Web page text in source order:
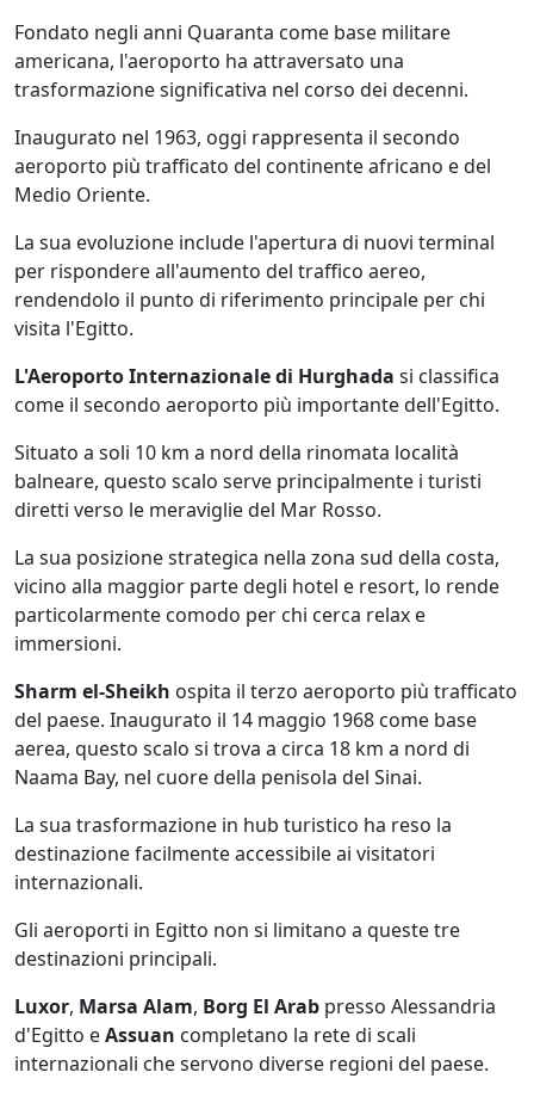
Fondato negli anni Quaranta come base militare
americana, l'aeroporto ha attraversato una
trasformazione significativa nel corso dei decenni.
Inaugurato nel 1963, oggi rappresenta il secondo
aeroporto più trafficato del continente africano e del
Medio Oriente.
La sua evoluzione include l'apertura di nuovi terminal
per rispondere all'aumento del traffico aereo,
rendendolo il punto di riferimento principale per chi
visita l'Egitto.
L'Aeroporto Internazionale di Hurghada si classifica
come il secondo aeroporto più importante dell'Egitto.
Situato a soli 10 km a nord della rinomata località
balneare, questo scalo serve principalmente i turisti
diretti verso le meraviglie del Mar Rosso.
La sua posizione strategica nella zona sud della costa,
vicino alla maggior parte degli hotel e resort, lo rende
particolarmente comodo per chi cerca relax e
immersioni.
Sharm el-Sheikh ospita il terzo aeroporto più trafficato
del paese. Inaugurato il 14 maggio 1968 come base
aerea, questo scalo si trova a circa 18 km a nord di
Naama Bay, nel cuore della penisola del Sinai.
La sua trasformazione in hub turistico ha reso la
destinazione facilmente accessibile ai visitatori
internazionali.
Gli aeroporti in Egitto non si limitano a queste tre
destinazioni principali.
Luxor, Marsa Alam, Borg El Arab presso Alessandria
d'Egitto eAssuan completano la rete di scali
internazionali che servono diverse regioni del paese.